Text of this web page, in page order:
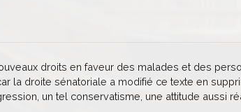
droits en faveur des malades et des
la droite sénatoriale a modifié ce texte en
un tel conservatisme, une attitude aussi